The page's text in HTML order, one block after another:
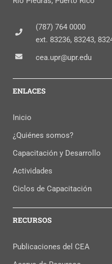
(787) 764 0000
ext. 83236, 83243,
cea.upr@upr.edu
ENLACES
Inicio
¿Quiénes somos?
Capacitación y Desarrollo
Actividades
Ciclos de Capacitación
RECURSOS
Publicaciones del CEA